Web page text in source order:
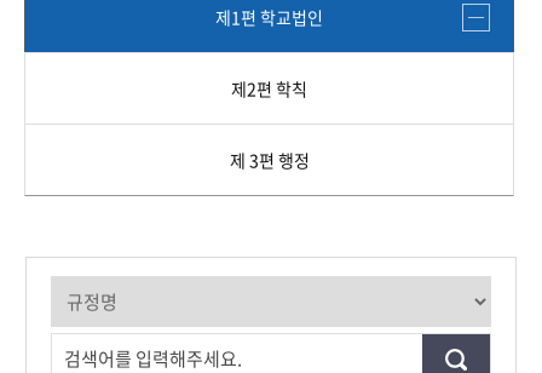
제1편 학교법인
제2편 학칙
제 3편 행정
검색어를 입력해주세요.